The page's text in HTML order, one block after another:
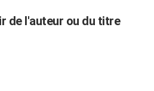
de l'auteur ou du titre